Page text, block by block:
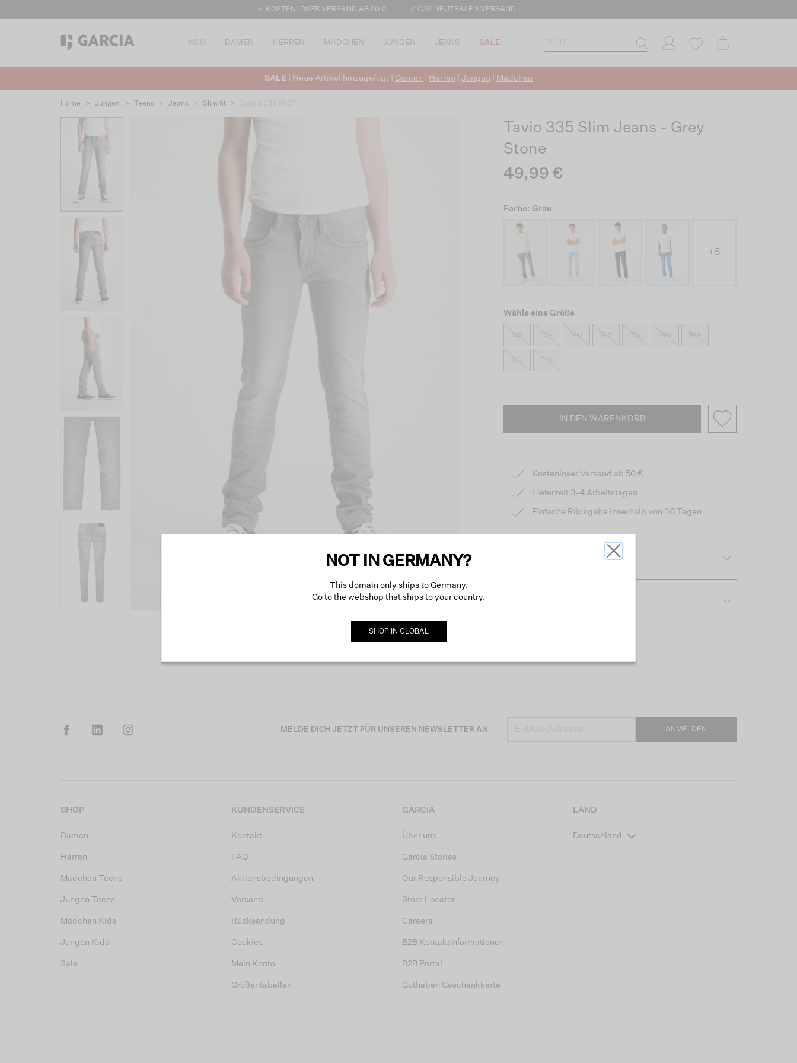
✓ KOSTENLOSER VERSAND AB 50 € ✓ CO2-NEUTRALEN VERSAND
NEU DAMEN HERREN MÄDCHEN JUNGEN JEANS SALE
SALE | Neue Artikel hinzugefügt | Damen Herren Jungen Mädchen
Home > Jungen > Teens > Jeans > Slim fit >
Tavio 335 Slim Jeans - Grey
Stone
49,99 €
Farbe: Grau
+5
Wähle eine Größe
140 146 164
IN DEN WARENKORB
Kostenloser Versand ab 50 €
Lieferzeit 3-4 Arbeitstagen
Einfache Rückgabe innerhalb von 30 Tagen
MELDE DICH JETZT FÜR UNSEREN NEWSLETTER AN ANMELDEN
SHOP
Damen
Herren
Mädchen Teens
Jungen Teens
Mädchen Kids
Jungen Kids
Sale
KUNDENSERVICE
Kontakt
FAQ
Aktionsbedingungen
Versand
Rücksendung
Cookies
Mein Konto
Größentabellen
GARCIA
Über uns
Garcia Stories
Our Responsible Journey
Store Locator
Careers
B2B Kontaktinformationen
B2B Portal
Guthaben Geschenkkarte
LAND
Deutschland
NOT IN GERMANY?
This domain only ships to Germany.
Go to the webshop that ships to your country.
SHOP IN GLOBAL